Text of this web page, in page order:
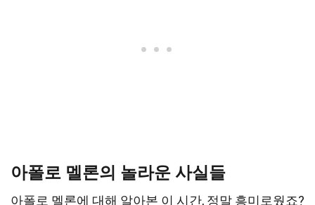
아폴로 멜론의 놀라운 사실들
아폴로 멜론에 대해 알아본 이 시간, 정말 흥미로웠죠?